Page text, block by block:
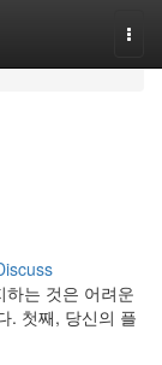
는 것은 어려운
. 첫째, 당신의 플